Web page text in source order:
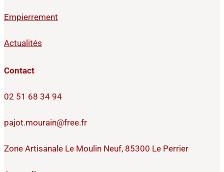
Empierrement
Actualités
Contact
02 51 68 34 94
pajot.mourain@free.fr
Zone Artisanale Le Moulin Neuf, 85300 Le Perrier